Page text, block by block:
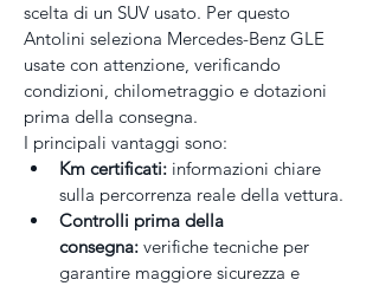
scelta di un SUV usato. Per questo
Antolini seleziona Mercedes-Benz GLE
usate con attenzione, verificando
condizioni, chilometraggio e dotazioni
prima della consegna.
I principali vantaggi sono:
Km certificati: informazioni chiare
sulla percorrenza reale della vettura.
Controlli prima della
consegna: verifiche tecniche per
garantire maggiore sicurezza e